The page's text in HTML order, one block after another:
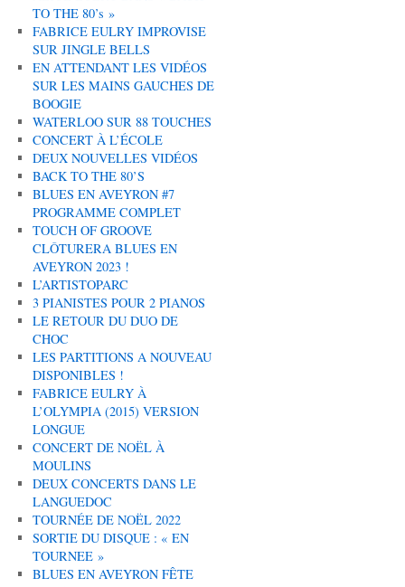
TO THE 80’s »
FABRICE EULRY IMPROVISE
SUR JINGLE BELLS
EN ATTENDANT LES VIDÉOS
SUR LES MAINS GAUCHES DE
BOOGIE
WATERLOO SUR 88 TOUCHES
CONCERT À L’ÉCOLE
DEUX NOUVELLES VIDÉOS
BACK TO THE 80’S
BLUES EN AVEYRON #7
PROGRAMME COMPLET
TOUCH OF GROOVE
CLÔTURERA BLUES EN
AVEYRON 2023 !
L’ARTISTOPARC
3 PIANISTES POUR 2 PIANOS
LE RETOUR DU DUO DE
CHOC
LES PARTITIONS A NOUVEAU
DISPONIBLES !
FABRICE EULRY À
L’OLYMPIA (2015) VERSION
LONGUE
CONCERT DE NOËL À
MOULINS
DEUX CONCERTS DANS LE
LANGUEDOC
TOURNÉE DE NOËL 2022
SORTIE DU DISQUE : « EN
TOURNEE »
BLUES EN AVEYRON FÊTE